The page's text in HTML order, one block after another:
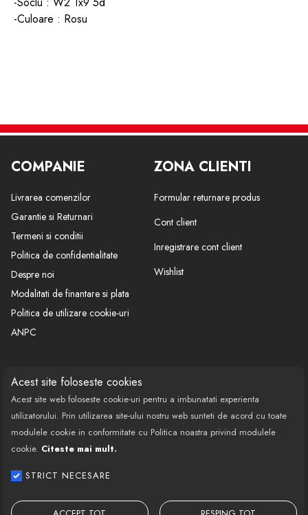
Acest site foloseste cookies
Acest site web foloseste cookie-uri pentru a imbunatati experienta
utilizatorului. Prin utilizarea site-ului nostru web sunteti de acord cu toate
modulele cookie in conformitate cu Politica noastra privind modulele
cookie. Citeste mai mult.
STRICT NECESARE
-Culoare : Rosu
COMPANIE
Livrarea comenzilor
Garantie si Returnari
Termeni si conditii
Politica de confidentialitate
Despre noi
Modalitati de finantare si plata
Politica de utilizare cookie-uri
ANPC
ZONA CLIENTI
Formular returnare produs
Cont client
Inregistrare cont client
Wishlist
CONTACT
Call Center: 0377 100 941
Program de lucru: Luni-Vineri
08:00 - 18:00
Email: contact@bestautovest.ro
SRL CUI: 32372789, Reg.Com.: